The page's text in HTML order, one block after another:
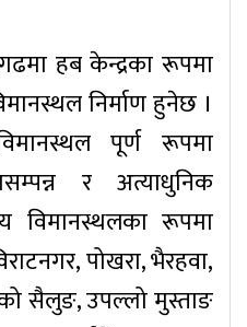
हब केन्द्रका रूपमा
निर्माण हुनेछ ।
पूर्ण रूपमा
र अत्याधुनिक
विमानस्थलका रूपमा
पोखरा, भैरहवा,
सैलुङ, उपल्लो मुस्ताङ